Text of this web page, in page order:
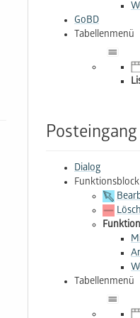
GoBD
Tabellenmenü
Posteingang
Dialog
Funktionsblock
Tabellenmenü